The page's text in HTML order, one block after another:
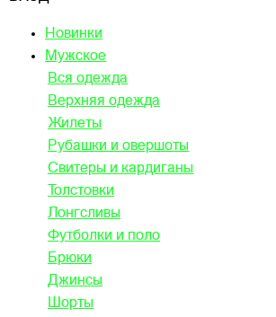
Новинки
Мужское
Вся одежда
Верхняя одежда
Жилеты
Рубашки и овершоты
Свитеры и кардиганы
Толстовки
Лонгсливы
Футболки и поло
Брюки
Джинсы
Шорты